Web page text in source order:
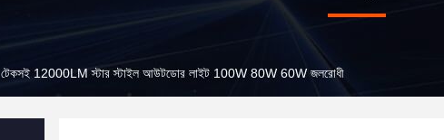
টেকসই 12000LM স্টার স্টাইল আউটডোর লাইট 100W 80W 60W জলরোধী